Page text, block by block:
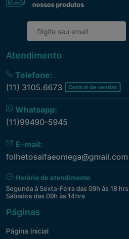
nossos produtos
Atendimento
Telefone:
(11) 3105.6673
Central de vendas
Whatsapp:
(11)99490-5945
E-mail:
folhetosalfaeomega@gmail.com
Horário de atendimento
Segunda à Sexta-Feira das 09h às 18 hrs
Sábados das 09h às 14hrs
Páginas
Página Inicial